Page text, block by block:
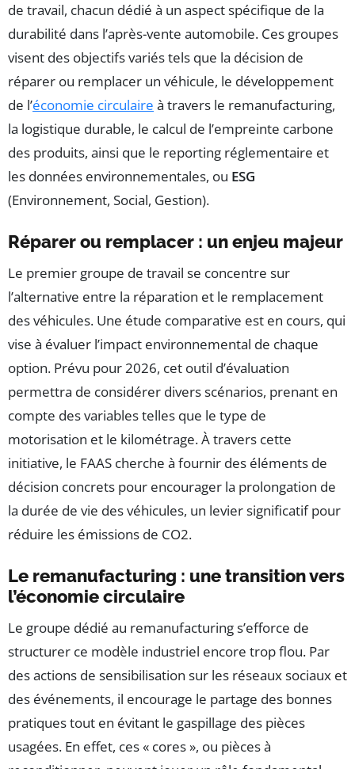
de travail, chacun dédié à un aspect spécifique de la
durabilité dans l’après-vente automobile. Ces groupes
visent des objectifs variés tels que la décision de
réparer ou remplacer un véhicule, le développement
de l’économie circulaire à travers le remanufacturing,
la logistique durable, le calcul de l’empreinte carbone
des produits, ainsi que le reporting réglementaire et
les données environnementales, ou ESG
(Environnement, Social, Gestion).
Réparer ou remplacer : un enjeu majeur
Le premier groupe de travail se concentre sur
l’alternative entre la réparation et le remplacement
des véhicules. Une étude comparative est en cours, qui
vise à évaluer l’impact environnemental de chaque
option. Prévu pour 2026, cet outil d’évaluation
permettra de considérer divers scénarios, prenant en
compte des variables telles que le type de
motorisation et le kilométrage. À travers cette
initiative, le FAAS cherche à fournir des éléments de
décision concrets pour encourager la prolongation de
la durée de vie des véhicules, un levier significatif pour
réduire les émissions de CO2.
Le remanufacturing : une transition vers
l’économie circulaire
Le groupe dédié au remanufacturing s’efforce de
structurer ce modèle industriel encore trop flou. Par
des actions de sensibilisation sur les réseaux sociaux et
des événements, il encourage le partage des bonnes
pratiques tout en évitant le gaspillage des pièces
usagées. En effet, ces « cores », ou pièces à